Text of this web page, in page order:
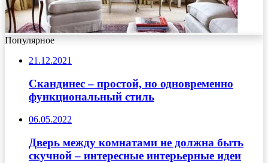
Популярное
21.12.2021
Скандинес – простой, но одновременно
функциональный стиль
06.05.2022
Дверь между комнатами не должна быть
скучной – интересные интерьерные идеи